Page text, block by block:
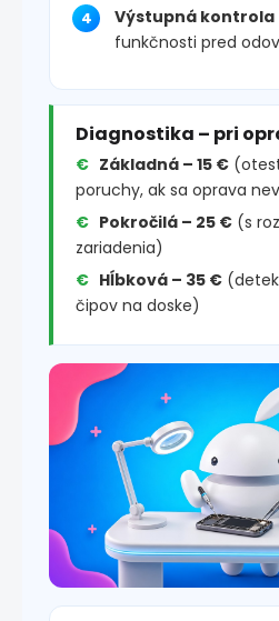
Výstupná kontrola
funkčnosti pred
Diagnostika – pri
Základná – 15 €
poruchy, ak sa oprava
Pokročilá – 25 € (s
zariadenia)
Hĺbková – 35 €
čipov na doske)